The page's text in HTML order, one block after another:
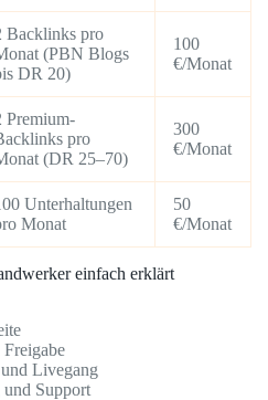
Backlinks pro
(PBN Blogs
DR 20)
100
€/Monat
Premium-
pro
(DR 25–70)
300
€/Monat
Unterhaltungen
Monat
50
€/Monat
einfach erklärt
Livegang
Support